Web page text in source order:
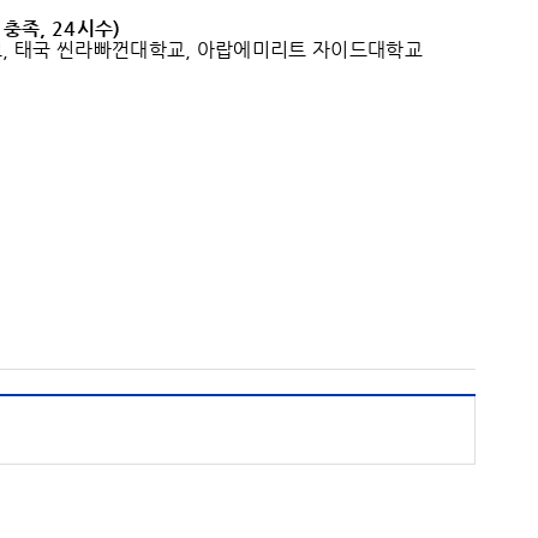
족 , 24시수)
국 씬라빠껀대학교, 아랍에미리트 자이드대학교